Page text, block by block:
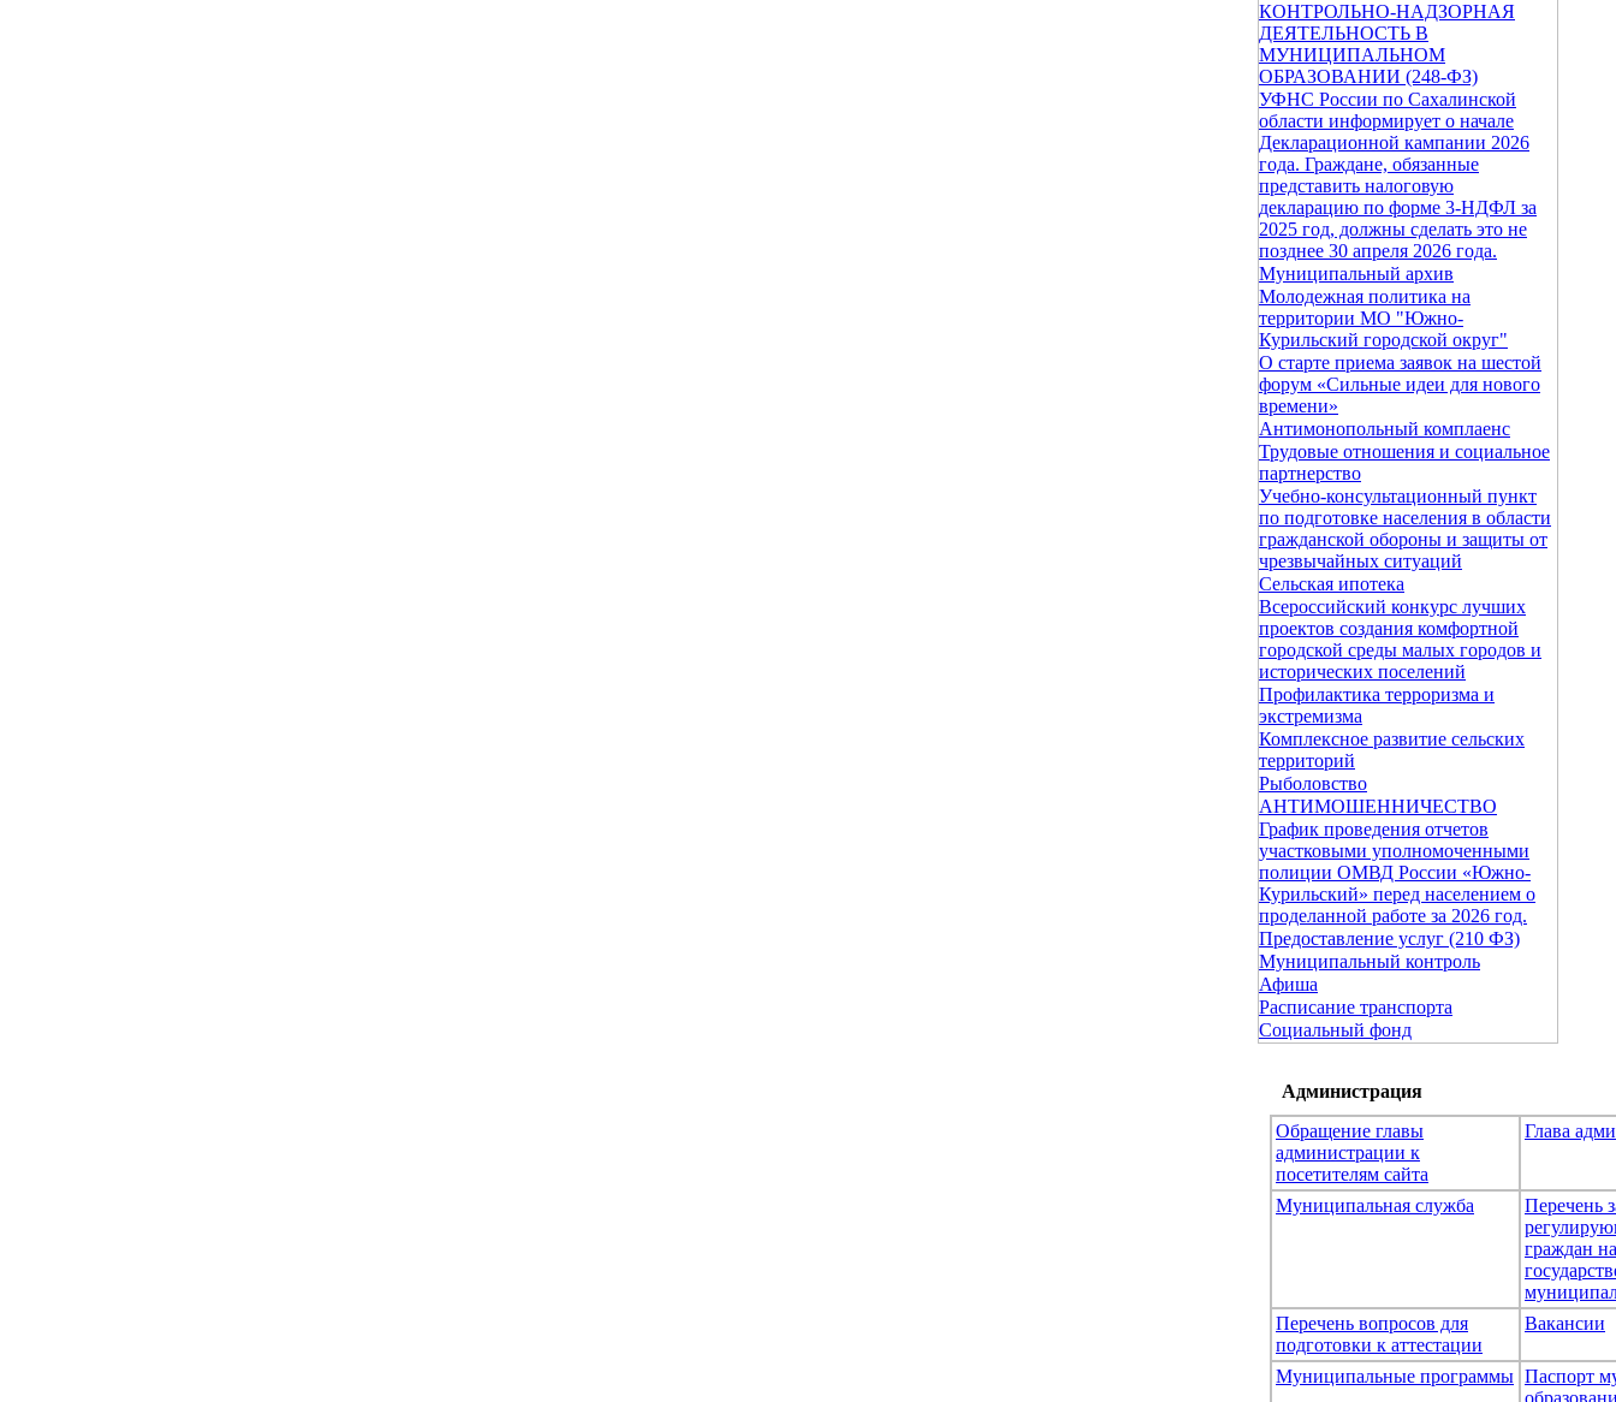
КОНТРОЛЬНО-НАДЗОРНАЯ
ДЕЯТЕЛЬНОСТЬ В
МУНИЦИПАЛЬНОМ
ОБРАЗОВАНИИ (248-ФЗ)
УФНС России по Сахалинской
области информирует о начале
Декларационной кампании 2026
года. Граждане, обязанные
представить налоговую
декларацию по форме 3-НДФЛ за
2025 год, должны сделать это не
позднее 30 апреля 2026 года.
Муниципальный архив
Молодежная политика на
территории МО "Южно-
Курильский городской округ"
О старте приема заявок на шестой
форум «Сильные идеи для нового
времени»
Антимонопольный комплаенс
Трудовые отношения и социальное
партнерство
Учебно-консультационный пункт
по подготовке населения в области
гражданской обороны и защиты от
чрезвычайных ситуаций
Сельская ипотека
Всероссийский конкурс лучших
проектов создания комфортной
городской среды малых городов и
исторических поселений
Профилактика терроризма и
экстремизма
Комплексное развитие сельских
территорий
Рыболовство
АНТИМОШЕННИЧЕСТВО
График проведения отчетов
участковыми уполномоченными
полиции ОМВД России «Южно-
Курильский» перед населением о
проделанной работе за 2026 год.
Предоставление услуг (210 ФЗ)
Муниципальный контроль
Афиша
Расписание транспорта
Социальный фонд
Администрация
Обращение главы
администрации к
посетителям сайта
Глава
Муниципальная служба
Перечень
граждан на
Перечень вопросов для
подготовки к аттестации
Вакансии
Муниципальные программы Паспорт